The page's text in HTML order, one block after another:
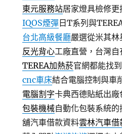
東元服務站居家燈具檢修更
IQOS煙彈日T系列與
台北高級餐廳嚴選從米其林
反光背心工廠直營，台灣
TEREA加熱菸官網都能找
cnc車床結合電腦控制與車
電腦割字卡典西德貼紙出廠
包裝機械自動化包裝系統
舖汽車借款資料雲林汽車借